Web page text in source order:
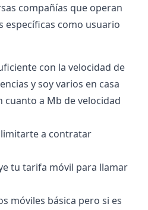
compañías que operan
específicas como usuario
con la velocidad de
y soy varios en casa
cuanto a Mb de velocidad
limitarte a contratar
tu tarifa móvil para llamar
móviles básica pero si es